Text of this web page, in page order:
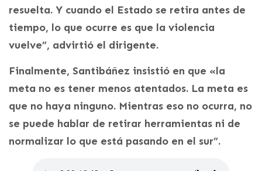
resuelta. Y cuando el Estado se retira antes de
tiempo, lo que ocurre es que la violencia
vuelve”, advirtió el dirigente.
Finalmente, Santibáñez insistió en que «la
meta no es tener menos atentados. La meta es
que no haya ninguno. Mientras eso no ocurra, no
se puede hablar de retirar herramientas ni de
normalizar lo que está pasando en el sur”.